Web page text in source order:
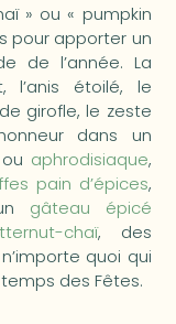
» ou « pumpkin
pour apporter un
de l’année. La
l’anis étoilé, le
girofle, le zeste
dans un
ou aphrodisiaque,
pain d’épices,
gâteau épicé
chaï, des
quoi qui
des Fêtes.